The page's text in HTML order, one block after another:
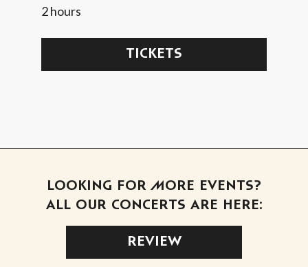
2 hours
TICKETS
LOOKING FOR MORE EVENTS?
ALL OUR CONCERTS ARE HERE:
REVIEW